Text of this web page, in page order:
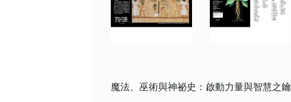
魔法、巫術與神祕史：啟動力量與智慧之鑰